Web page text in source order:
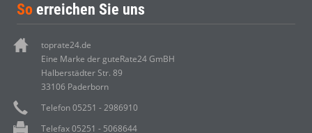
So erreichen Sie uns
toprate24.de
Eine Marke der guteRate24 GmBH
Halberstädter Str. 89
33106 Paderborn
Telefon 05251 - 2986910
Telefax 05251 - 5068644